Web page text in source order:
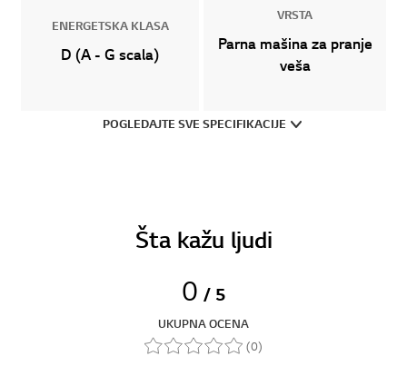
ENERGETSKA KLASA
D (A - G scala)
VRSTA
Parna mašina za pranje
veša
POGLEDAJTE SVE SPECIFIKACIJE
Šta kažu ljudi
0 / 5
UKUPNA OCENA
(0)